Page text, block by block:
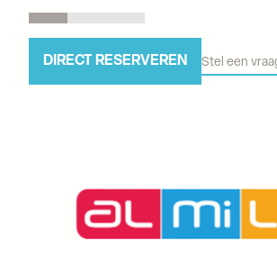
DIRECT RESERVEREN Stel een